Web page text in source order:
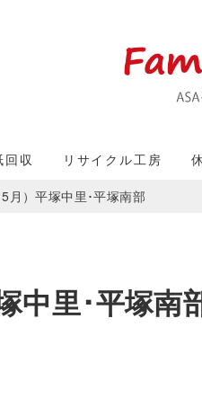
回収 リサイクル工房
月）平塚中里･平塚南部
中里･平塚南